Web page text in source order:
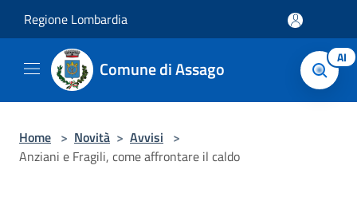
Regione Lombardia
Comune di Assago AI
Home > Novità > Avvisi >
Anziani e Fragili, come affrontare il caldo